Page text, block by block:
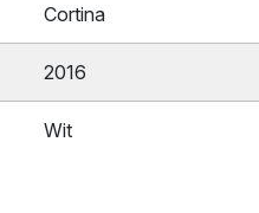
Cortina
2016
Wit